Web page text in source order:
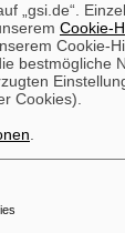
„gsi.de“.
Cookie-
Cookie-
bestmögliche
Cookies).